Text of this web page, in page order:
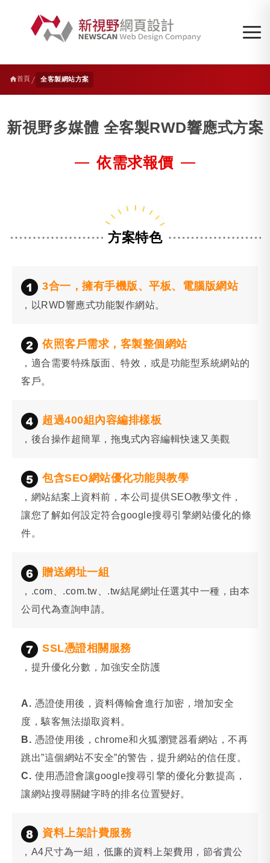
首頁 / 全客製網站方案
新視野多媒體 全客製RWD響應式方案
依需求報價
方案特色
3合一，擁有手機版、平板、電腦版網站
，以RWD響應式功能製作網站。
依照客戶需求，客製整個網站
，適合需要特殊版面、特效，或是功能型系統網站的
客戶。
超過400組內容編排樣板
，後台操作超簡單，拖曳式內容編輯快速又美觀
包含SEO網站優化功能與教學
，網站結案上資料前，本公司提供SEO教學文件，
讓您了解如何設定符合google搜尋引擎網站優化的條
件。
贈送網址一組
，.com、.com.tw、.tw結尾網址任選其中一種，由本
公司代為查詢申請。
SSL憑證相關服務
，提升優化分數，加強安全防護
A. 憑證使用後，資料傳輸會進行加密，增加安全
度，駭客無法擷取資料。
B. 憑證使用後，chrome和火狐瀏覽器看網站，不再
跳出”這個網站不安全”的警告，提升網站的信任度。
C. 使用憑證會讓google搜尋引擎的優化分數提高，
讓網站搜尋關鍵字時的排名位置變好。
資料上架計費服務
，A4尺寸為一組，低廉的資料上架費用，節省貴公